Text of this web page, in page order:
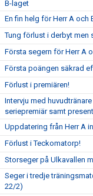
B-laget
En fin helg för Herr A och
Tung förlust i derbyt men
Första segern för Herr A
Första poängen säkrad
Förlust i premiären!
Intervju med
seriepremiär samt
Uppdatering från Herr A
Förlust i Teckomatorp!
Storseger på Ulkavallen
Seger i tredje
22/2)